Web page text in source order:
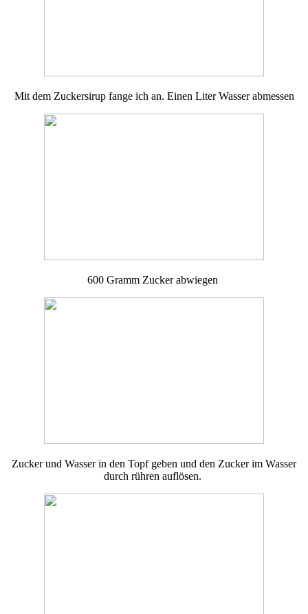
Mit dem Zuckersirup fange ich an. Einen Liter Wasser abmessen
600 Gramm Zucker abwiegen
Zucker und Wasser in den Topf geben und den Zucker im Wasser
durch rühren auflösen.